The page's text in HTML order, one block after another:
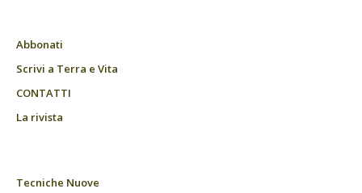
Abbonati
Scrivi a Terra e Vita
CONTATTI
La rivista
Tecniche Nuove